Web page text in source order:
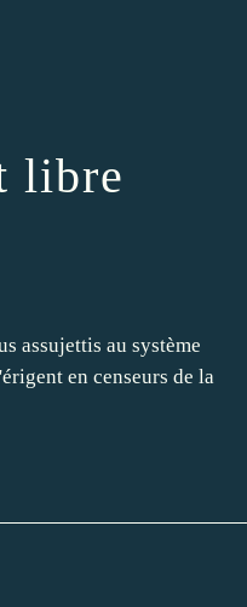
libre
assujettis au système
en censeurs de la